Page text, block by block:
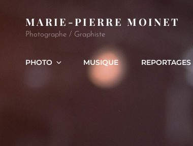
MARIE-PIERRE MOINET
Photographe / Graphiste
PHOTO MUSIQUE REPORTAGES